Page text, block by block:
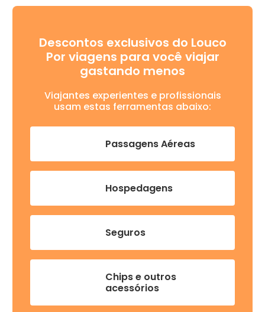
Descontos exclusivos do Louco
Por viagens para você viajar
gastando menos
Viajantes experientes e profissionais
usam estas ferramentas abaixo:
Passagens Aéreas
Hospedagens
Seguros
Chips e outros
acessórios